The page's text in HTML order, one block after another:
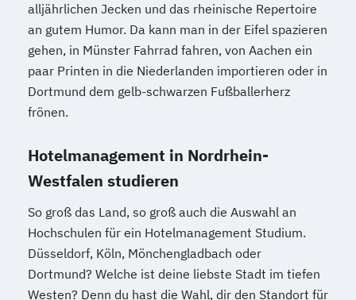
alljährlichen Jecken und das rheinische Repertoire
an gutem Humor. Da kann man in der Eifel spazieren
gehen, in Münster Fahrrad fahren, von Aachen ein
paar Printen in die Niederlanden importieren oder in
Dortmund dem gelb-schwarzen Fußballerherz
frönen.
Hotelmanagement in Nordrhein-
Westfalen studieren
So groß das Land, so groß auch die Auswahl an
Hochschulen für ein Hotelmanagement Studium.
Düsseldorf, Köln, Mönchengladbach oder
Dortmund? Welche ist deine liebste Stadt im tiefen
Westen? Denn du hast die Wahl, dir den Standort für